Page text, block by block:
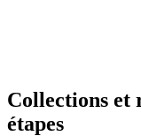
Collections et
étapes